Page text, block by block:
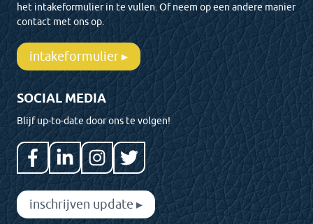
het intakeformulier in te vullen. Of neem op een andere manier
contact met ons op.
intakeformulier ▸
SOCIAL MEDIA
Blijf up-to-date door ons te volgen!
inschrijven update ▸